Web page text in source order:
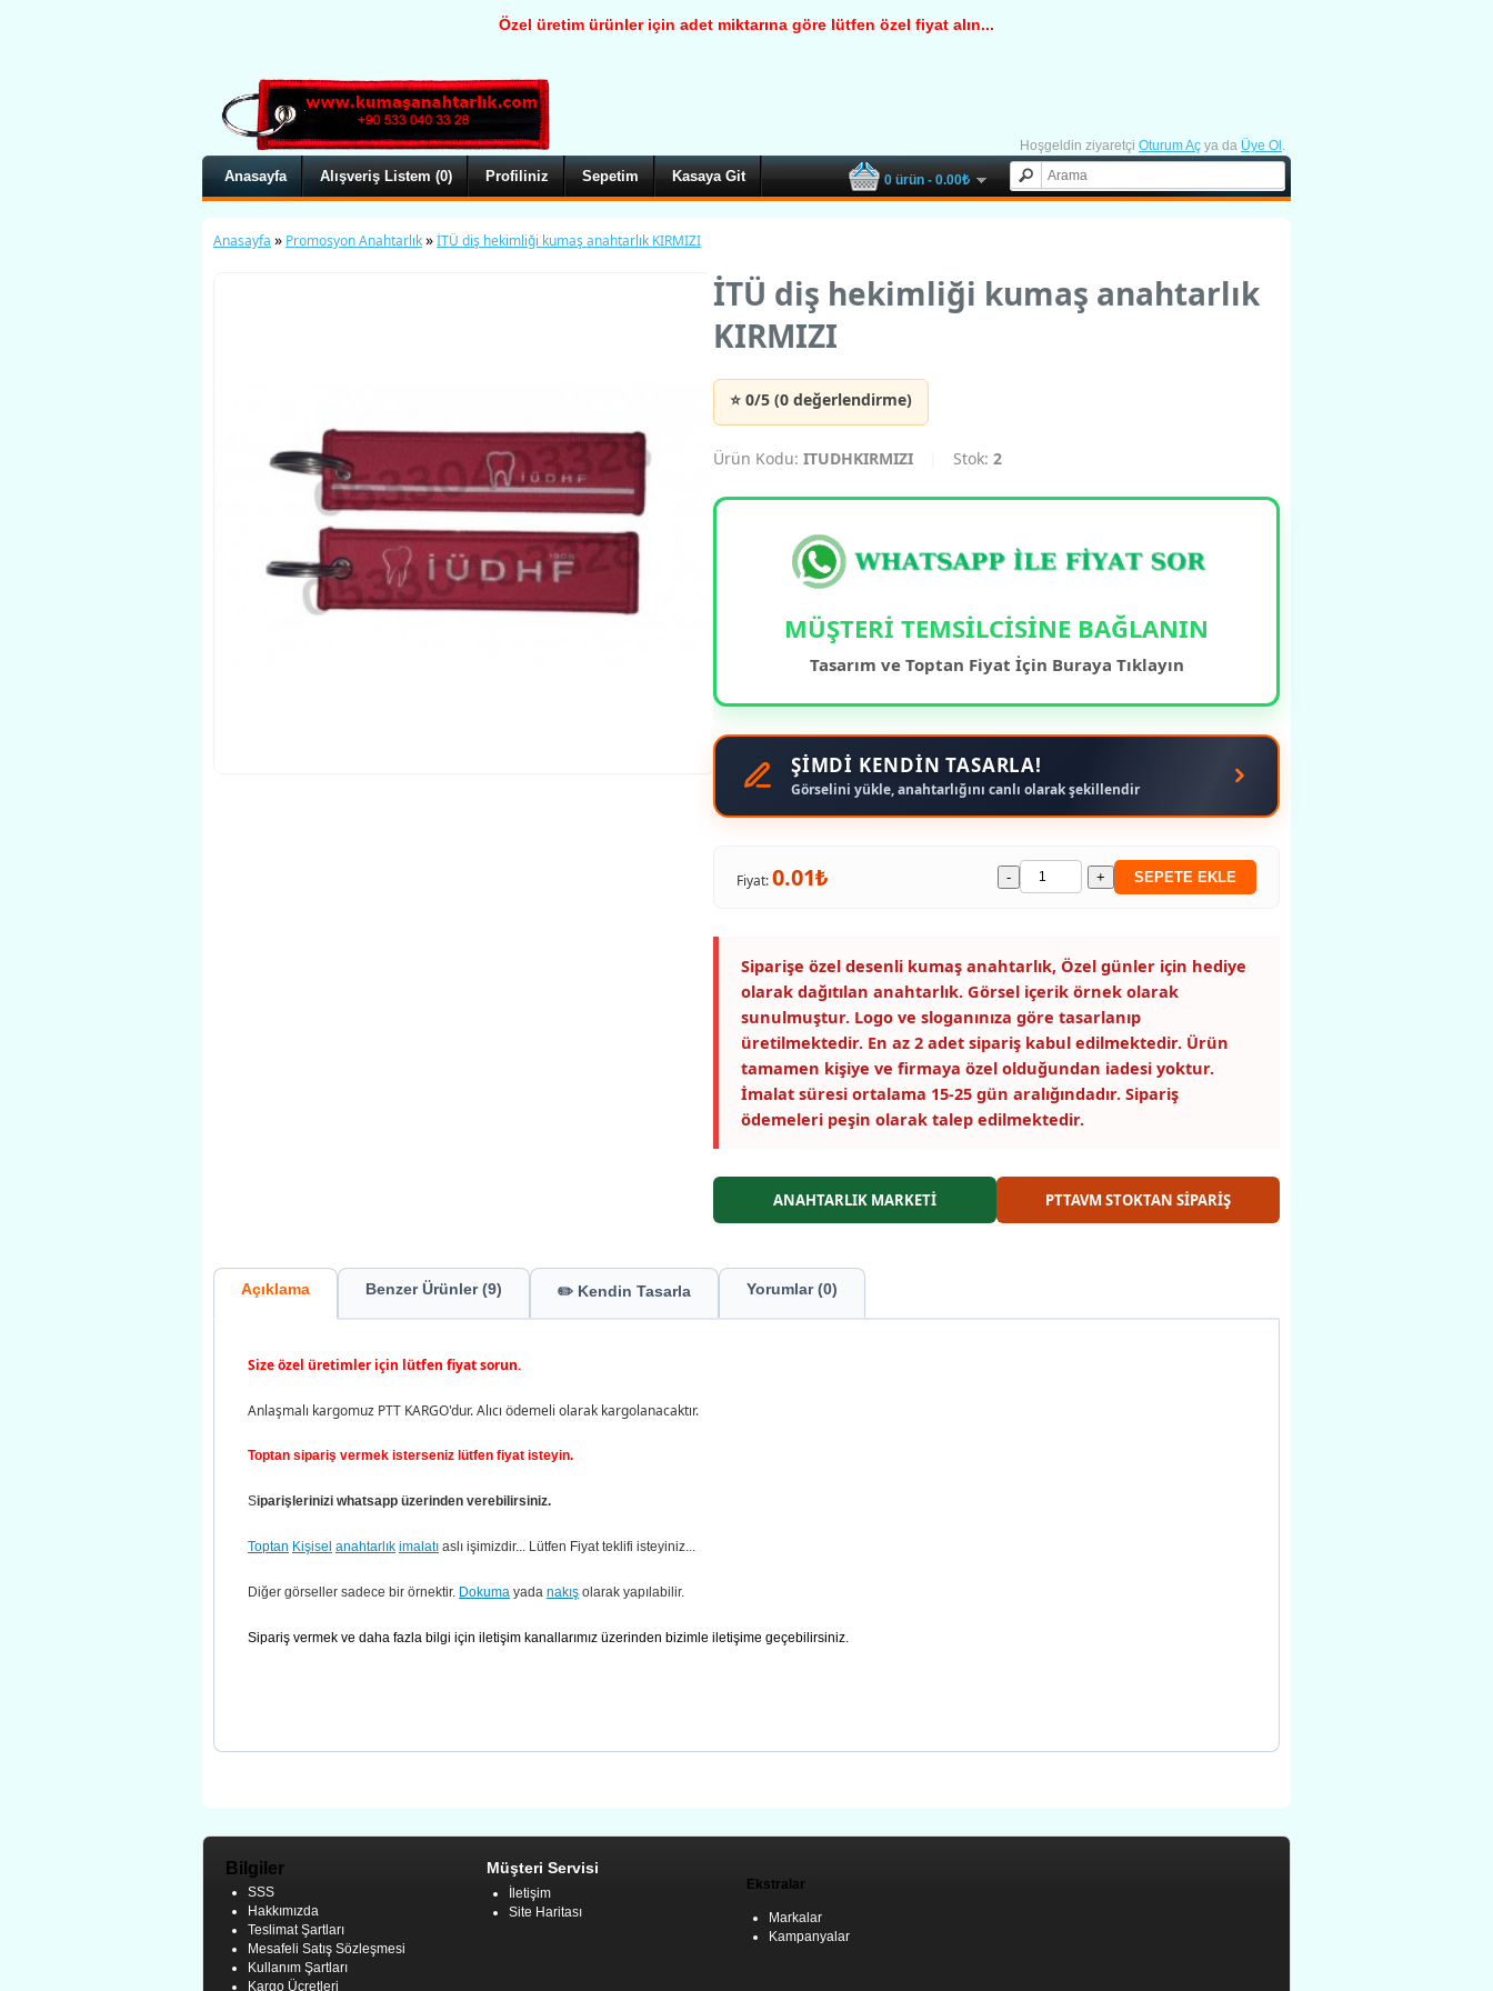
Özel üretim ürünler için adet miktarına göre lütfen özel fiyat alın...
0 ürün - 0.00₺
Hoşgeldin ziyaretçi Oturum Aç ya da Üye Ol .
Anasayfa Alışveriş Listem (0) Profiliniz Sepetim Kasaya Git
Anasayfa » Promosyon Anahtarlık»İTÜ diş hekimliği kumaş anahtarlık KIRMIZI
İTÜ diş hekimliği kumaş anahtarlık
KIRMIZI
⭐ 0/5 (0 değerlendirme)
Ürün Kodu: ITUDHKIRMIZI Stok: 2
MÜŞTERİ TEMSİLCİSİNE BAĞLANIN
Tasarım ve Toptan Fiyat İçin Buraya Tıklayın
ŞİMDİ KENDİN TASARLA!
Görselini yükle, anahtarlığını canlı olarak şekillendir
Fiyat:0.01₺ - + SEPETE EKLE
Siparişe özel desenli kumaş anahtarlık, Özel günler için hediye
olarak dağıtılan anahtarlık. Görsel içerik örnek olarak
sunulmuştur. Logo ve sloganınıza göre tasarlanıp
üretilmektedir. En az 2 adet sipariş kabul edilmektedir. Ürün
tamamen kişiye ve firmaya özel olduğundan iadesi yoktur.
İmalat süresi ortalama 15-25 gün aralığındadır. Sipariş
ödemeleri peşin olarak talep edilmektedir.
ANAHTARLIK MARKETİ PTTAVM STOKTAN SİPARİŞ
Açıklama Benzer Ürünler (9) ✏️ Kendin Tasarla Yorumlar (0)
Size özel üretimler için lütfen fiyat sorun.
Anlaşmalı kargomuz PTT KARGO'dur. Alıcı ödemeli olarak kargolanacaktır.
Toptan sipariş vermek isterseniz lütfen fiyat isteyin.
Siparişlerinizi whatsapp üzerinden verebilirsiniz.
Toptan Kişisel anahtarlık imalatı aslı işimizdir... Lütfen Fiyat teklifi isteyiniz...
Diğer görseller sadece bir örnektir. Dokuma yada nakış olarak yapılabilir.
Sipariş vermek ve daha fazla bilgi için iletişim kanallarımız üzerinden bizimle iletişime geçebilirsiniz.
Bilgiler
SSS
Hakkımızda
Teslimat Şartları
Mesafeli Satış Sözleşmesi
Kullanım Şartları
Kargo Ücretleri
Müşteri Servisi
İletişim
Site Haritası
Ekstralar
Markalar
Kampanyalar